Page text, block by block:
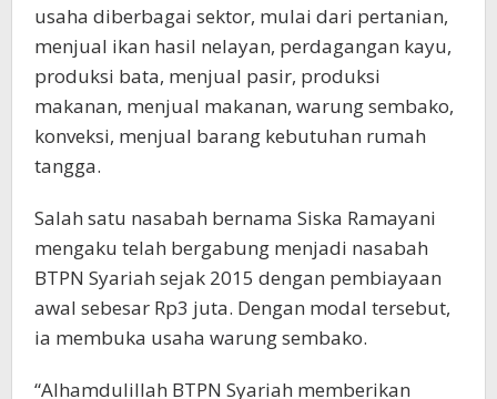
usaha diberbagai sektor, mulai dari pertanian,
menjual ikan hasil nelayan, perdagangan kayu,
produksi bata, menjual pasir, produksi
makanan, menjual makanan, warung sembako,
konveksi, menjual barang kebutuhan rumah
tangga.
Salah satu nasabah bernama Siska Ramayani
mengaku telah bergabung menjadi nasabah
BTPN Syariah sejak 2015 dengan pembiayaan
awal sebesar Rp3 juta. Dengan modal tersebut,
ia membuka usaha warung sembako.
“Alhamdulillah BTPN Syariah memberikan